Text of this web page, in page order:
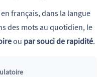
français, dans la langue
des mots au quotidien, le
ou par souci de rapidité.